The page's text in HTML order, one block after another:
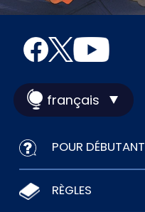
français
POUR DÉBUTANT
RÈGLES